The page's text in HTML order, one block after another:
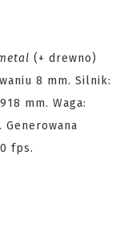
(+ drewno)
8 mm. Silnik:
mm. Waga:
Generowana
fps.